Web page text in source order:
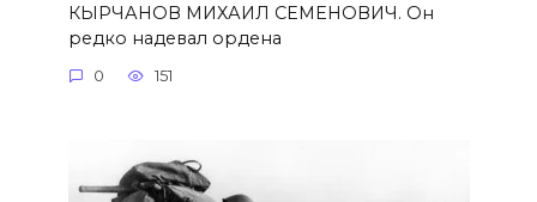
КЫРЧАНОВ МИХАИЛ СЕМЕНОВИЧ. Он
редко надевал ордена
0 151